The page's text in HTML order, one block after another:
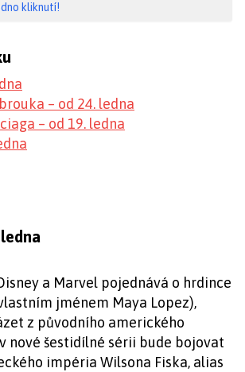
kliknutí!
– od 24. ledna
– od 19. ledna
a Marvel pojednává o hrdince
jménem Maya Lopez),
z původního amerického
nové šestidílné sérii bude bojovat
impéria Wilsona Fiska, alias